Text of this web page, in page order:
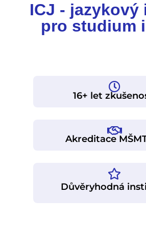
ICJ -
pro studium
16+ let
Akreditace
Důvěryhodná